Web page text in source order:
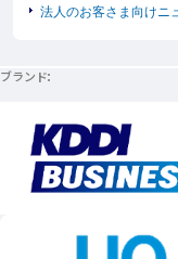
法人のお客さま向けニ
ブランド
新規ウ